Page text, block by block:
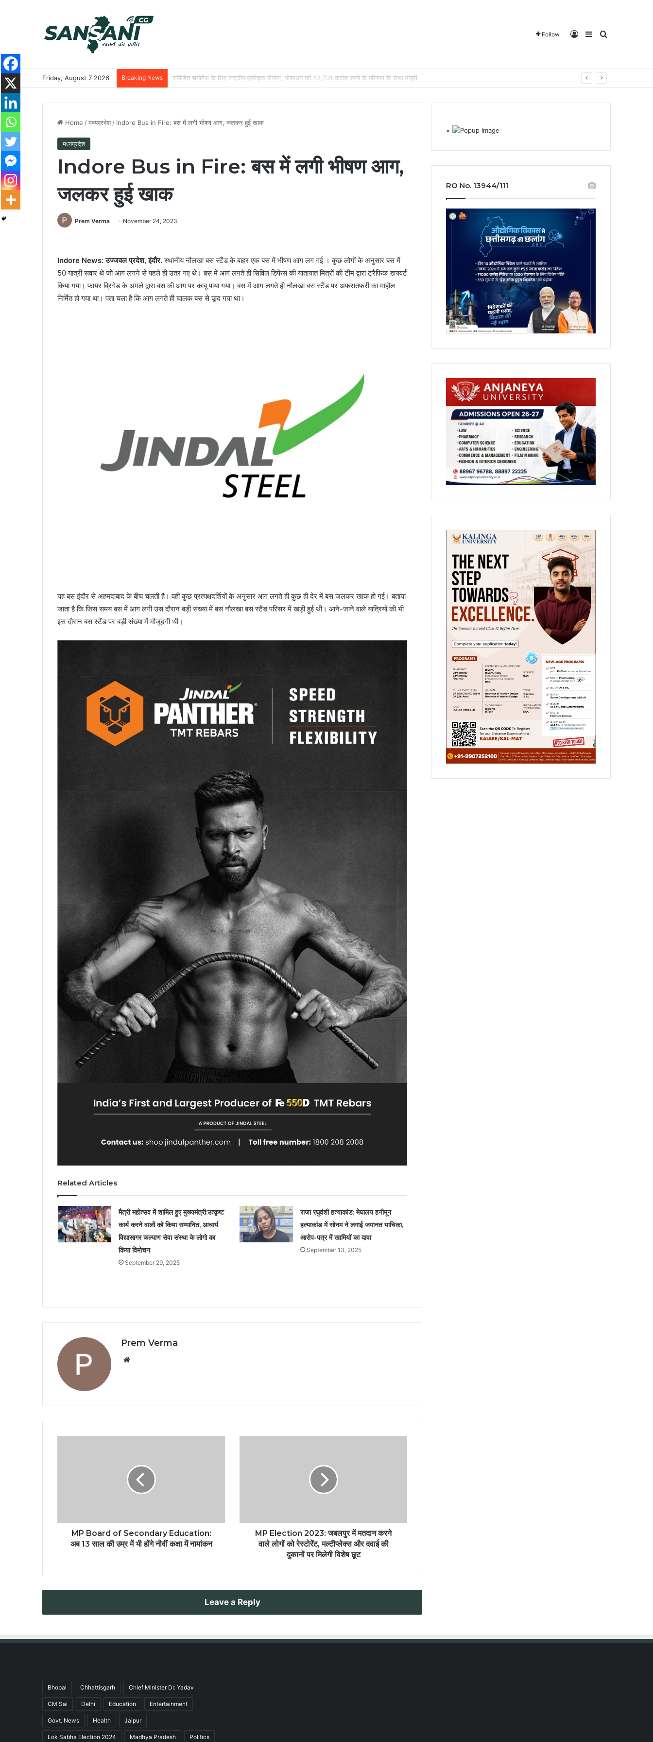
Follow Log InSidebarSearch for
Friday, August 7 2026 Breaking News छत्तीसगढ़ की दो खिलाड़ी भारतीय महिला जूनियर हॉकी टीम में, चीन में होने वाले एशिया कप में दिखाएंगी दम
Home /मध्यप्रदेश / Indore Bus in Fire: बस में लगी भीषण आग, जलकर हुई खाक
मध्यप्रदेश
Indore Bus in Fire: बस में लगी भीषण आग,
जलकर हुई खाक
Prem Verma November 24, 2023
Indore News: उज्जवल प्रदेश, इंदौर.स्‍थानीय नौलखा बस स्टैंड के बाहर एक बस में भीषण आग लग गई । कुछ लोगों के अनुसार बस में
50 यात्री सवार थे जो आग लगने से पहले ही उतर गए थे। बस में आग लगते ही सिविल डिफेंस की यातायात मित्रों की टीम द्वारा ट्रैफिक डायवर्ट
किया गया। फायर ब्रिगेड के अमले द्वारा बस की आग पर काबू पाया गया। बस में आग लगते ही नौलखा बस स्‍टैंड पर अफरातफरी का माहौल
निर्मित हो गया था। पता चला है कि आग लगते ही चालक बस से कूद गया था।
यह बस इंदौर से अहमदाबाद के बीच चलती है। वहीं कुछ प्रत्‍यक्षदर्शियों के अनुसार आग लगते ही कुछ ही देर में बस जलकर खाक हो गई। बताया
जाता है कि जिस समय बस में आग लगी उस दौरान बड़ी संख्‍या में बस नौलखा बस स्‍टैंड परिसर में खड़ी हुई थी। आने-जाने वाले यात्रियों की भी
इस दौरान बस स्‍टैंड पर बड़ी संख्‍या में मौजूदगी थी।
Related Articles
मैत्री महोत्सव में शामिल हुए मुख्यमंत्री:उत्कृष्ट
कार्य करने वालों को किया सम्मानित, आचार्य
विद्यासागर कल्याण सेवा संस्था के लोगो का
किया विमोचन
September 29, 2025
राजा रघुवंशी हत्याकांड: मेघालय हनीमून
हत्याकांड में सोनम ने लगाई जमानत याचिका,
आरोप-पत्र में खामियों का दावा
September 13, 2025
Prem Verma
MP Board of Secondary Education:
अब 13 साल की उम्र में भी होंगे नौवीं कक्षा में नामांकन
MP Election 2023: जबलपुर में मतदान करने
वाले लोगों को रेस्टोरेंट, मल्टीप्लेक्स और दवाई की
दुकानों पर मिलेगी विशेष छूट
Leave a Reply
×
RO No. 13944/111
Bhopal Chhattisgarh Chief Minister Dr. Yadav
CM Sai Delhi Education Entertainment
Govt. News Health Jaipur
Lok Sabha Election 2024 Madhya Pradesh Politics